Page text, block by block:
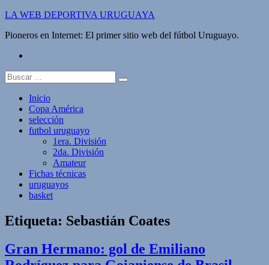
Saltar
contenido
LA WEB DEPORTIVA URUGUAYA
Pioneros en Internet: El primer sitio web del fútbol Uruguayo.
Buscar:
Inicio
Copa América
selección
futbol uruguayo
1era. División
2da. División
Amateur
Fichas técnicas
uruguayos
basket
Etiqueta: Sebastián Coates
Gran Hermano: gol de Emiliano